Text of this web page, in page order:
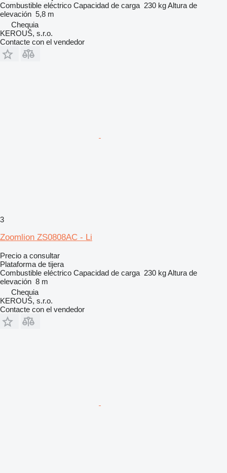
Combustible eléctrico Capacidad de carga 230 kgAltura de
elevación 5,8 m
Chequia
KEROUŠ, s.r.o.
Contacte con el vendedor
3
Zoomlion ZS0808AC - Li
Precio a consultar
Plataforma de tijera
Combustible eléctrico Capacidad de carga 230 kgAltura de
elevación 8 m
Chequia
KEROUŠ, s.r.o.
Contacte con el vendedor